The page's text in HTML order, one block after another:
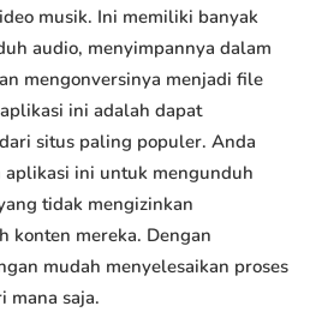
musik. Ini memiliki banyak
audio, menyimpannya dalam
mengonversinya menjadi file
ini adalah dapat
situs paling populer. Anda
aplikasi ini untuk mengunduh
tidak mengizinkan
konten mereka. Dengan
mudah menyelesaikan proses
mana saja.